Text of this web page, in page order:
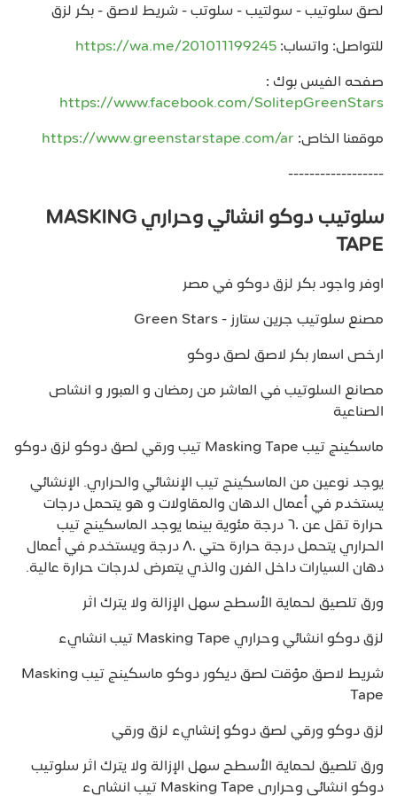
لصق سلوتيب - سولتيب - سلوتب - شريط لاصق - بكر لزق
للتواصل: واتساب: https://wa.me/201011199245
صفحه الفيس بوك :
https://www.facebook.com/SolitepGreenStars
موقعنا الخاص: https://www.greenstarstape.com/ar
------------------
سلوتيب دوكو انشائي وحراري MASKING
TAPE
اوفر واجود بكر لزق دوكو في مصر
مصنع سلوتيب جرين ستارز - Green Stars
ارخص اسعار بكر لاصق لصق دوكو
مصانع السلوتيب في العاشر من رمضان و العبور و انشاص
الصناعية
ماسكينج تيب Masking Tape تيب ورقي لصق دوكو لزق دوكو
يوجد نوعين من الماسكينج تيب الإنشائي والحراري. الإنشائي
يستخدم في أعمال الدهان والمقاولات و هو يتحمل درجات
حرارة تقل عن ٦٠ درجة مئوية بينما يوجد الماسكينج تيب
الحراري يتحمل درجة حرارة حتي ٨٠ درجة ويستخدم في أعمال
دهان السيارات داخل الفرن والذي يتعرض لدرجات حرارة عالية.
ورق تلصيق لحماية الأسطح سهل الإزالة ولا يترك اثر
لزق دوكو انشائي وحراري Masking Tape تيب انشايء
شريط لاصق مؤقت لصق ديكور دوكو ماسكينج تيب Masking
Tape
لزق دوكو ورقي لصق دوكو إنشايء لزق ورقي
ورق تلصيق لحماية الأسطح سهل الإزالة ولا يترك اثر سلوتيب
دوكو انشائي وحراري Masking Tape تيب انشايء